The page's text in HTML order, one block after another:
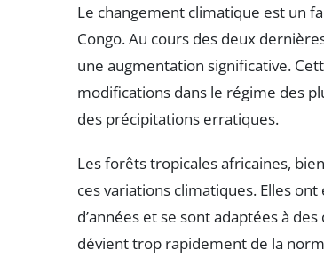
Le changement climatique est un
Congo. Au cours des deux
une augmentation significative.
modifications dans le régime des
des précipitations erratiques.
Les forêts tropicales africaines,
ces variations climatiques. Elles
d’années et se sont adaptées à
dévient trop rapidement de la